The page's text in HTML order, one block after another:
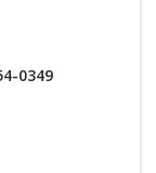
0349